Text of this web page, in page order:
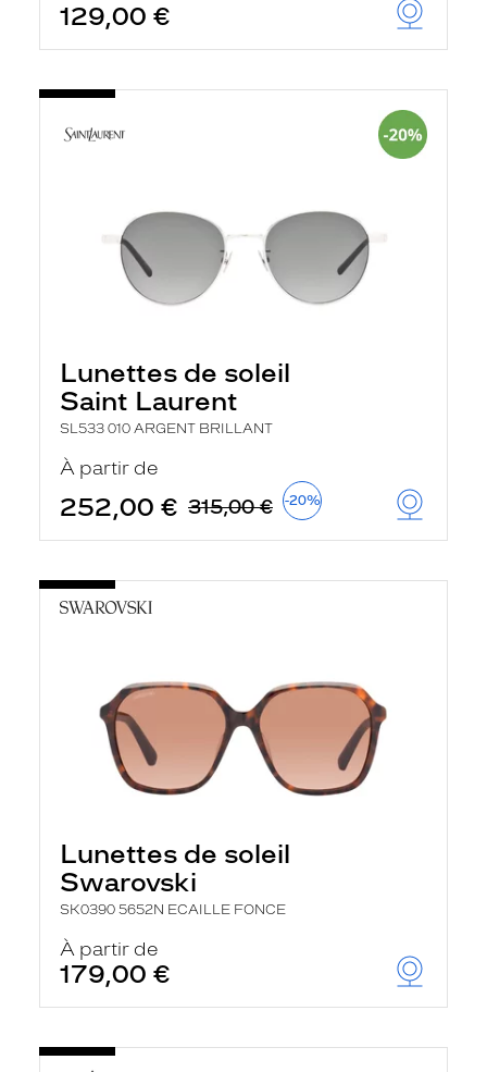
129,00 €
Lunettes de soleil
Saint Laurent
SL533 010 ARGENT BRILLANT
À partir de
252,00 € 315,00 € -20%
Lunettes de soleil
Swarovski
SK0390 5652N ECAILLE FONCE
À partir de
179,00 €